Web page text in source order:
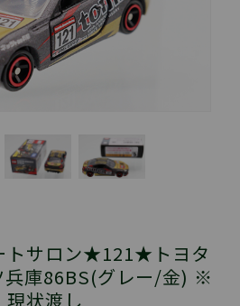
トサロン★121★トヨタ
庫86BS(グレー/金) ※
現状渡し